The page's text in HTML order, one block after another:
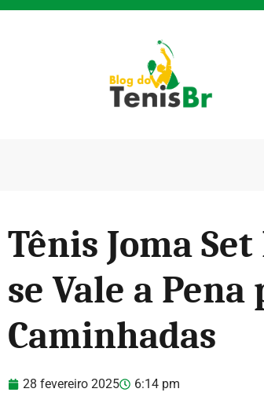
Tênis Joma
se Vale a
Caminhadas
28 fevereiro 2025 6:14 pm